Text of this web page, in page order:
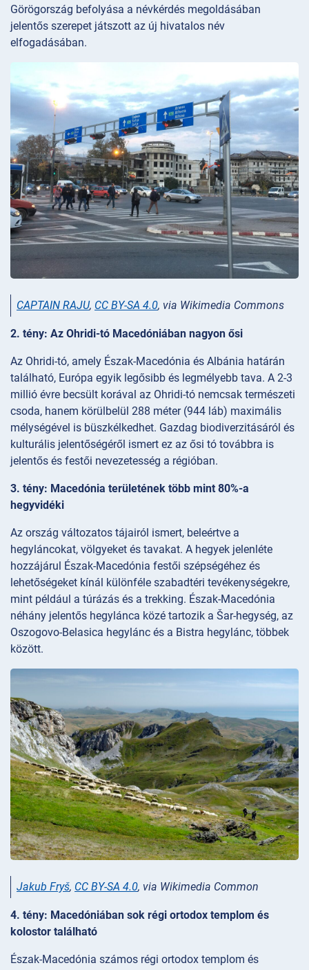
Görögország befolyása a névkérdés megoldásában
jelentős szerepet játszott az új hivatalos név
elfogadásában.
CAPTAIN RAJU, CC BY-SA 4.0, via Wikimedia Commons
2. tény: Az Ohridi-tó Macedóniában nagyon ősi
Az Ohridi-tó, amely Észak-Macedónia és Albánia határán
található, Európa egyik legősibb és legmélyebb tava. A 2-3
millió évre becsült korával az Ohridi-tó nemcsak természeti
csoda, hanem körülbelül 288 méter (944 láb) maximális
mélységével is büszkélkedhet. Gazdag biodiverzitásáról és
kulturális jelentőségéről ismert ez az ősi tó továbbra is
jelentős és festői nevezetesség a régióban.
3. tény: Macedónia területének több mint 80%-a
hegyvidéki
Az ország változatos tájairól ismert, beleértve a
hegyláncokat, völgyeket és tavakat. A hegyek jelenléte
hozzájárul Észak-Macedónia festői szépségéhez és
lehetőségeket kínál különféle szabadtéri tevékenységekre,
mint például a túrázás és a trekking. Észak-Macedónia
néhány jelentős hegylánca közé tartozik a Šar-hegység, az
Oszogovo-Belasica hegylánc és a Bistra hegylánc, többek
között.
Jakub Fryš, CC BY-SA 4.0, via Wikimedia Common
4. tény: Macedóniában sok régi ortodox templom és
kolostor található
Észak-Macedónia számos régi ortodox templom és